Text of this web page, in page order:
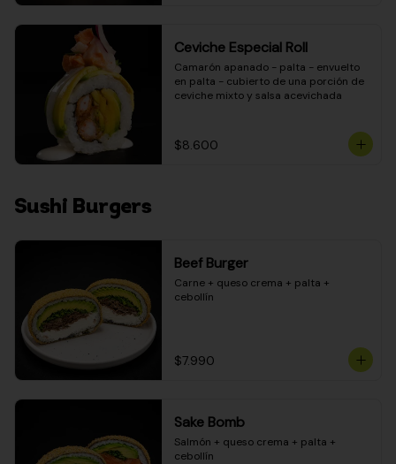
Ceviche Especial Roll
Camarón apanado - palta - envuelto
en palta - cubierto de una porción de
ceviche mixto y salsa acevichada
$8.600
Sushi Burgers
Beef Burger
Carne + queso crema + palta +
cebollín
$7.990
Sake Bomb
Salmón + queso crema + palta +
cebollín